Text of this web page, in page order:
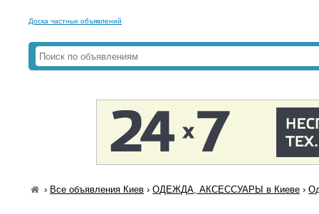
Доска частных объявлений
› Все объявления Киев ›ОДЕЖДА, АКСЕССУАРЫ в Киеве ›